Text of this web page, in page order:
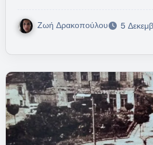
Ζωή Δρακοπούλου 5